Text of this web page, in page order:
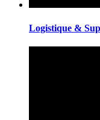
Logistique &